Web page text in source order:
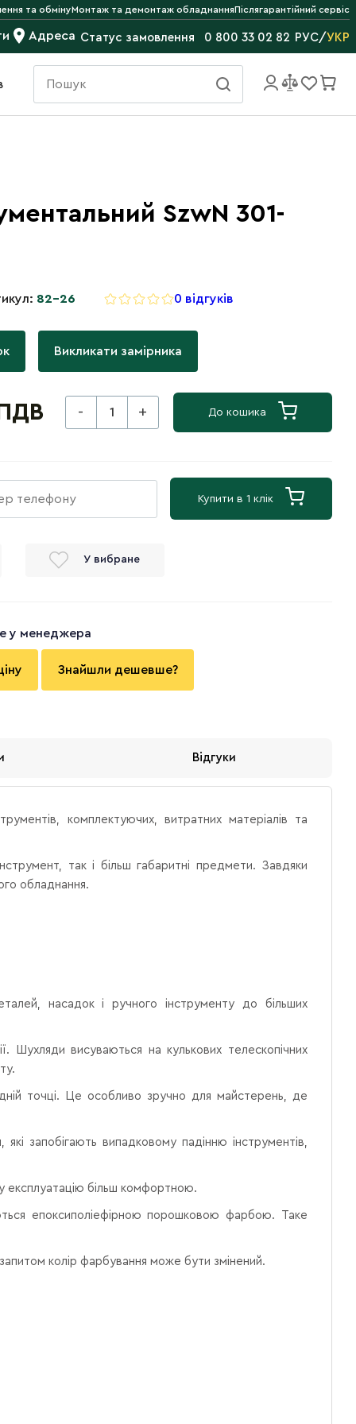
та обмінуМонтаж та демонтаж обладнанняПіслягарантійний сервіс
Адреса Статус замовлення 0 800 33 02 82 РУС/УКР
SzwN 301-
82-26 0 відгуків
Викликати замірника
- + До кошика
Купити в 1 клік
У вибране
у менеджера
Знайшли дешевше?
Відгуки
комплектуючих, витратних матеріалів та
так і більш габаритні предмети. Завдяки
обладнання.
насадок і ручного інструменту до більших
Шухляди висуваються на кулькових телескопічних
точці. Це особливо зручно для майстерень, де
запобігають випадковому падінню інструментів,
експлуатацію більш комфортною.
епоксиполіефірною порошковою фарбою. Таке
колір фарбування може бути змінений.